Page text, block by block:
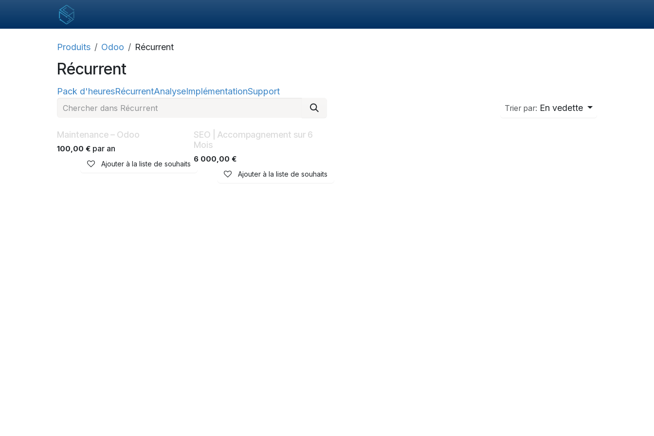
Se rendre au contenu
Produits Odoo Récurrent
Récurrent
Pack d'heuresRécurrentAnalyseImplémentationSupport
Trier par: En vedette
Mensuel
Maintenance – Odoo
100,00 € par an
Ajouter à la liste de souhaits
SEO
SEO | Accompagnement sur 6
Mois
6 000,00 €
Ajouter à la liste de souhaits